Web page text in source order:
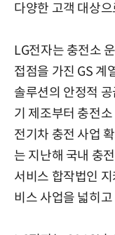
다양한 고객 대상
LG전자는 충전소
접점을 가진 GS 계
솔루션의 안정적
기 제조부터 충전
전기차 충전 사업
는 지난해 국내 충
서비스 합작법인
비스 사업을 넓히고